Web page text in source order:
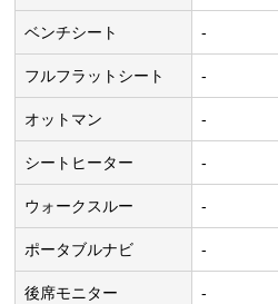
ベンチシート -
フルフラットシート -
オットマン -
シートヒーター -
ウォークスルー -
ポータブルナビ -
後席モニター -